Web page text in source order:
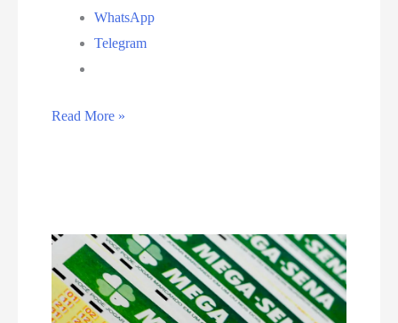
WhatsApp
Telegram
Lula
de
obras
e
Read More »